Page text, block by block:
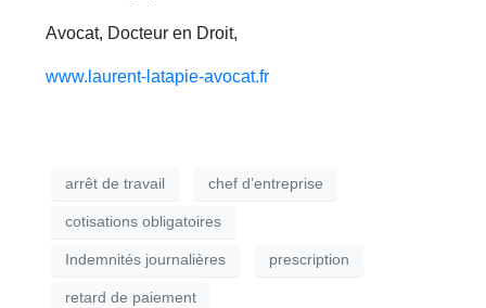
Avocat, Docteur en Droit,
www.laurent-latapie-avocat.fr
arrêt de travail chef d’entreprise
cotisations obligatoires
Indemnités journalières prescription
retard de paiement